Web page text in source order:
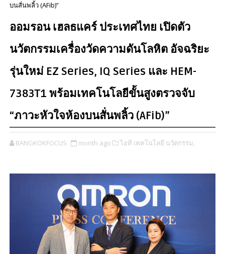
บนสั่นพลิ้ว (AFib)”
ออมรอน เฮลธแคร์ ประเทศไทย เปิดตัว
นวัตกรรมเครื่องวัดความดันโลหิต อัจฉริยะ
รุ่นใหม่ EZ Series, IQ Series และ HEM-
7383T1 พร้อมเทคโนโลยีขั้นสูงตรวจจับ
“ภาวะหัวใจห้องบนสั่นพลิ้ว (AFib)”
BANGKOKFOCUS month ago ไอที เทคโนโลยี นวัตกรรม,